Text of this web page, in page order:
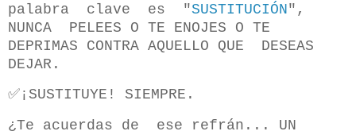
palabra clave es "SUSTITUCIÓN",
NUNCA PELEES O TE ENOJES O TE
DEPRIMAS CONTRA AQUELLO QUE DESEAS
DEJAR.
✅¡SUSTITUYE! SIEMPRE.
¿Te acuerdas de ese refrán... UN